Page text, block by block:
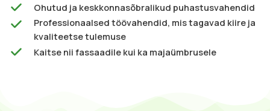
Ohutud ja keskkonnasõbralikud puhastusvahendid
Professionaalsed töövahendid, mis tagavad kiire ja
kvaliteetse tulemuse
Kaitse nii fassaadile kui ka majaümbrusele